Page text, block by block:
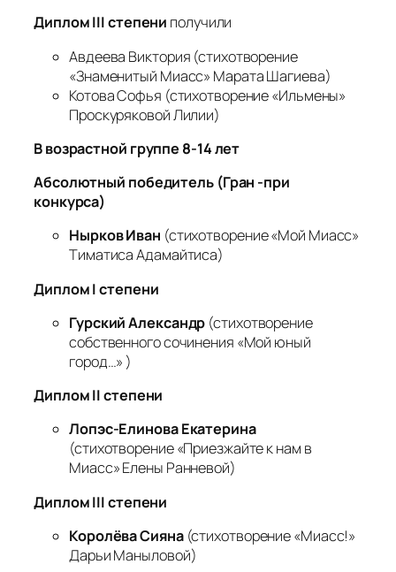
ДипломIIIстепени получили
Авдеева Виктория (стихотворение
«Знаменитый Миасс» Марата Шагиева)
Котова Софья (стихотворение «Ильмены»
Проскуряковой Лилии)
Ввозрастной группе 8-14 лет
Абсолютный победитель (Гран -при
конкурса)
Нырков Иван (стихотворение «Мой Миасс»
Тиматиса Адамайтиса)
ДипломIстепени
Гурский Александр (стихотворение
собственного сочинения «Мой юный
город…» )
ДипломIIстепени
Лопэс-Елинова Екатерина
(стихотворение «Приезжайте к нам в
Миасс» Елены Ранневой)
ДипломIIIстепени
Королёва Сияна(стихотворение «Миасс!»
Дарьи Маныловой)